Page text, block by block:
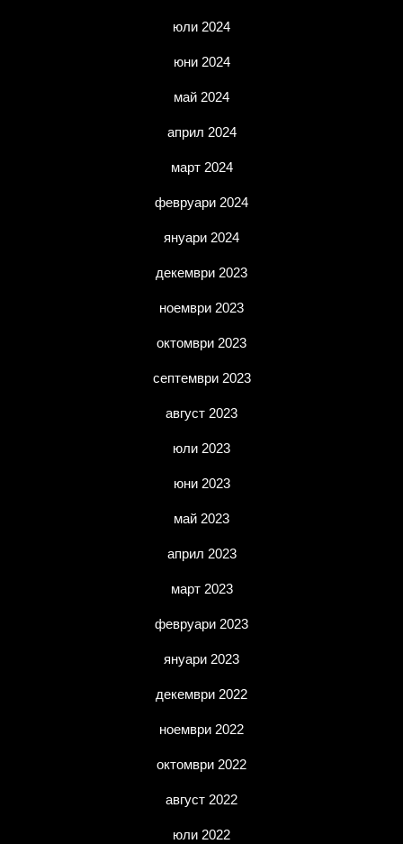
юли 2024
юни 2024
май 2024
април 2024
март 2024
февруари 2024
януари 2024
декември 2023
ноември 2023
октомври 2023
септември 2023
август 2023
юли 2023
юни 2023
май 2023
април 2023
март 2023
февруари 2023
януари 2023
декември 2022
ноември 2022
октомври 2022
август 2022
юли 2022